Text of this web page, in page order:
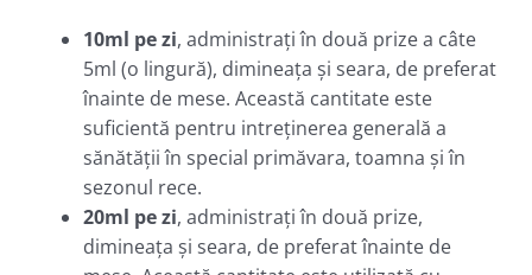
10ml pe zi, administraţi în două prize a câte
5ml (o lingură), dimineaţa şi seara, de preferat
înainte de mese. Această cantitate este
suficientă pentru intreţinerea generală a
sănătăţii în special primăvara, toamna şi în
sezonul rece.
20ml pe zi, administraţi în două prize,
dimineaţa şi seara, de preferat înainte de